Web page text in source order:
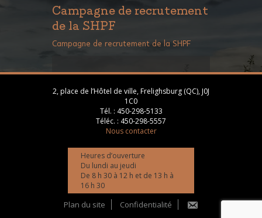
Campagne de recrutement
de la SHPF
Campagne de recrutement de la SHPF
2, place de l’Hôtel de ville, Frelighsburg (QC), J0J
1C0
Tél. : 450-298-5133
Téléc. : 450-298-5557
Nous contacter
Heures d’ouverture
Du lundi au jeudi
De 8 h 30 à 12 h et de 13 h à
16 h 30
Plan du site
Confidentialité